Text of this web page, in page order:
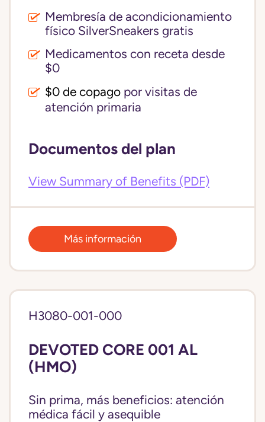
Membresía de acondicionamiento
físico SilverSneakers gratis
Medicamentos con receta desde
$0
$0 de copago por visitas de
atención primaria
Documentos del plan
View Summary of Benefits (PDF)
Más información
H3080-001-000
DEVOTED CORE 001 AL
(HMO)
Sin prima, más beneficios: atención
médica fácil y asequible